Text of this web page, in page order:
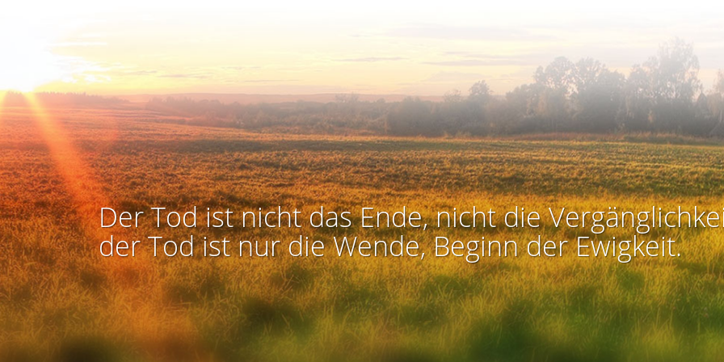
Der Tod ist nicht das Ende, nicht die
der Tod ist nur die Wende, Beginn der Ewigkeit.